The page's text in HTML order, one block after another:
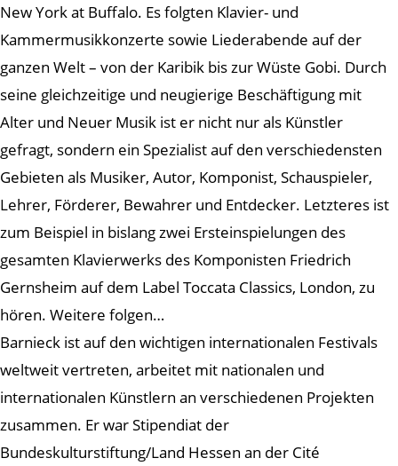
New York at Buffalo. Es folgten Klavier- und
Kammermusikkonzerte sowie Liederabende auf der
ganzen Welt – von der Karibik bis zur Wüste Gobi. Durch
seine gleichzeitige und neugierige Beschäftigung mit
Alter und Neuer Musik ist er nicht nur als Künstler
gefragt, sondern ein Spezialist auf den verschiedensten
Gebieten als Musiker, Autor, Komponist, Schauspieler,
Lehrer, Förderer, Bewahrer und Entdecker. Letzteres ist
zum Beispiel in bislang zwei Ersteinspielungen des
gesamten Klavierwerks des Komponisten Friedrich
Gernsheim auf dem Label Toccata Classics, London, zu
hören. Weitere folgen…
Barnieck ist auf den wichtigen internationalen Festivals
weltweit vertreten, arbeitet mit nationalen und
internationalen Künstlern an verschiedenen Projekten
zusammen. Er war Stipendiat der
Bundeskulturstiftung/Land Hessen an der Cité